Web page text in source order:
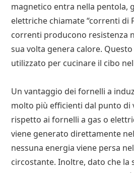
magnetico entra nella pentola,
elettriche chiamate “correnti di
correnti producono resistenza
sua volta genera calore.
utilizzato per cucinare il cibo
Un vantaggio dei fornelli a
molto più efficienti dal punto di
rispetto ai fornelli a gas o
viene generato direttamente
nessuna energia viene persa
circostante. Inoltre, dato che la